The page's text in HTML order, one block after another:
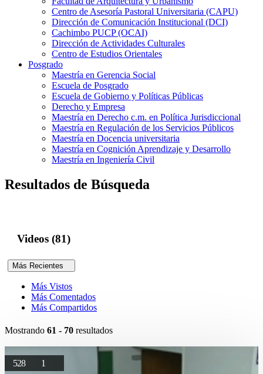
Centro de Asesoría Pastoral Universitaria (CAPU)
Dirección de Comunicación Institucional (DCI)
Cachimbo PUCP (OCAI)
Dirección de Actividades Culturales
Centro de Estudios Orientales
Posgrado
Maestría en Gerencia Social
Escuela de Posgrado
Escuela de Gobierno y Políticas Públicas
Derecho y Empresa
Maestría en Derecho c.m. en Política Jurisdiccional
Maestría en Regulación de los Servicios Públicos
Maestría en Docencia universitaria
Maestría en Cognición Aprendizaje y Desarrollo
Maestría en Ingeniería Civil
Resultados de Búsqueda
Videos (81)
Más Recientes
Más Vistos
Más Comentados
Más Compartidos
Mostrando 61 - 70 resultados
528 1